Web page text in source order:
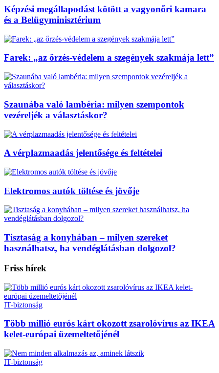
Képzési megállapodást kötött a vagyonőri kamara
és a Belügyminisztérium
Farek: „az őrzés-védelem a szegények szakmája lett”
Szaunába való lambéria: milyen szempontok
vezéreljék a választáskor?
A vérplazmaadás jelentősége és feltételei
Elektromos autók töltése és jövője
Tisztaság a konyhában – milyen szereket
használhatsz, ha vendéglátásban dolgozol?
Friss hírek
IT-biztonság
Több millió eurós kárt okozott zsarolóvírus az IKEA
kelet-európai üzemeltetőjénél
IT-biztonság